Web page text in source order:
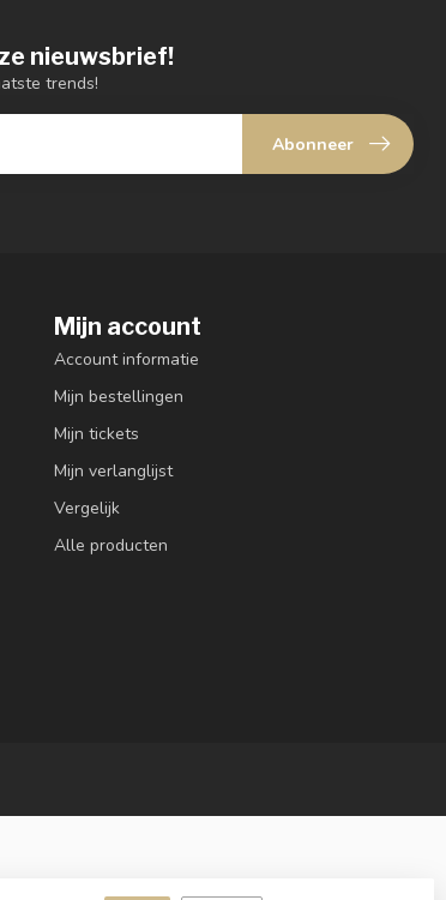
nieuwsbrief!
trends!
Abonneer
Mijn account
Account informatie
Mijn bestellingen
Mijn tickets
Mijn verlanglijst
Vergelijk
Alle producten